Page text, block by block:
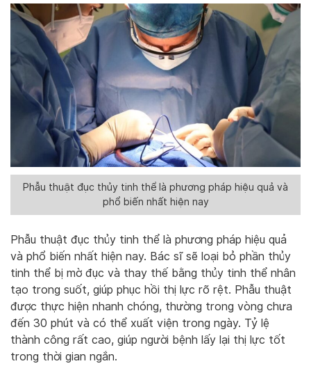
Phẫu thuật đục thủy tinh thể là phương pháp hiệu quả và
phổ biến nhất hiện nay
Phẫu thuật đục thủy tinh thể là phương pháp hiệu quả
và phổ biến nhất hiện nay. Bác sĩ sẽ loại bỏ phần thủy
tinh thể bị mờ đục và thay thế bằng thủy tinh thể nhân
tạo trong suốt, giúp phục hồi thị lực rõ rệt. Phẫu thuật
được thực hiện nhanh chóng, thường trong vòng chưa
đến 30 phút và có thể xuất viện trong ngày. Tỷ lệ
thành công rất cao, giúp người bệnh lấy lại thị lực tốt
trong thời gian ngắn.